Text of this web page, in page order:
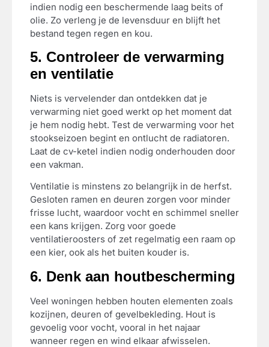
indien nodig een beschermende laag beits of
olie. Zo verleng je de levensduur en blijft het
bestand tegen regen en kou.
5. Controleer de verwarming
en ventilatie
Niets is vervelender dan ontdekken dat je
verwarming niet goed werkt op het moment dat
je hem nodig hebt. Test de verwarming voor het
stookseizoen begint en ontlucht de radiatoren.
Laat de cv-ketel indien nodig onderhouden door
een vakman.
Ventilatie is minstens zo belangrijk in de herfst.
Gesloten ramen en deuren zorgen voor minder
frisse lucht, waardoor vocht en schimmel sneller
een kans krijgen. Zorg voor goede
ventilatieroosters of zet regelmatig een raam op
een kier, ook als het buiten kouder is.
6. Denk aan houtbescherming
Veel woningen hebben houten elementen zoals
kozijnen, deuren of gevelbekleding. Hout is
gevoelig voor vocht, vooral in het najaar
wanneer regen en wind elkaar afwisselen.